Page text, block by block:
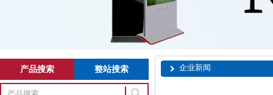
产品搜索 整站搜索 企业新闻